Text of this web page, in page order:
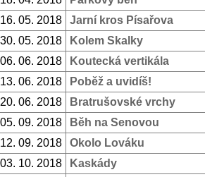
16. 05. 2018
Jarní kros Písařova
30. 05. 2018
Kolem Skalky
06. 06. 2018
Koutecká vertikála
13. 06. 2018
Poběž a uvidíš!
20. 06. 2018
Bratrušovské vrchy
05. 09. 2018
Běh na Senovou
12. 09. 2018
Okolo Lováku
03. 10. 2018
Kaskády